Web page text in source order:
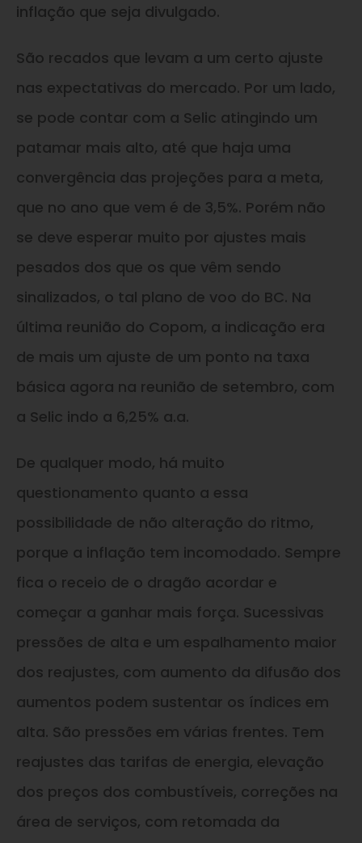
inflação que seja divulgado.
São recados que levam a um certo ajuste
nas expectativas do mercado. Por um lado,
se pode contar com a Selic atingindo um
patamar mais alto, até que haja uma
convergência das projeções para a meta,
que no ano que vem é de 3,5%. Porém não
se deve esperar muito por ajustes mais
pesados dos que os que vêm sendo
sinalizados, o tal plano de voo do BC. Na
última reunião do Copom, a indicação era
de mais um ajuste de um ponto na taxa
básica agora na reunião de setembro, com
a Selic indo a 6,25% a.a.
De qualquer modo, há muito
questionamento quanto a essa
possibilidade de não alteração do ritmo,
porque a inflação tem incomodado. Sempre
fica o receio de o dragão acordar e
começar a ganhar mais força. Sucessivas
pressões de alta e um espalhamento maior
dos reajustes, com aumento da difusão dos
aumentos podem sustentar os índices em
alta. São pressões em várias frentes. Tem
reajustes das tarifas de energia, elevação
dos preços dos combustíveis, correções na
área de serviços, com retomada da